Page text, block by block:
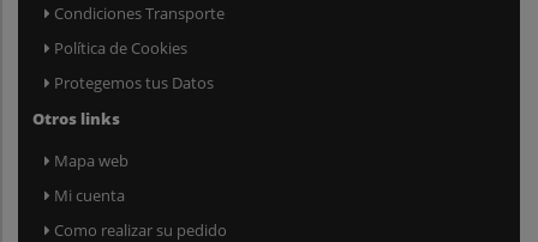
Condiciones Transporte
Política de Cookies
Protegemos tus Datos
Otros links
Mapa web
Mi cuenta
Como realizar su pedido